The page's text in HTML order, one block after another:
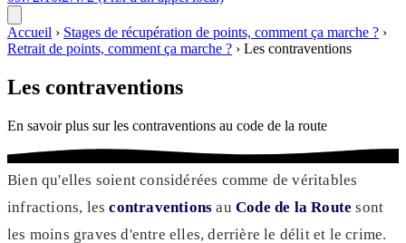
Accueil › Stages de récupération de points, comment ça marche ? ›
Retrait de points, comment ça marche ? › Les contraventions
Les contraventions
En savoir plus sur les contraventions au code de la route
Bien qu'elles soient considérées comme de véritables
infractions, lescontraventions auCode de la Route sont
les moins graves d'entre elles, derrière le délit et le crime.